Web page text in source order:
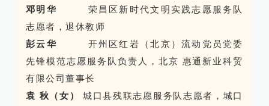
邓明华 荣昌区新时代文明实践志愿服务队
志愿者，退休教师
彭云华 开州区红岩（北京）流动党员党委
先锋模范志愿服务队负责人，北京 惠通新业科贸
有限公司董事长
袁 秋（女）
城口县残联志愿服务队志愿者，城口